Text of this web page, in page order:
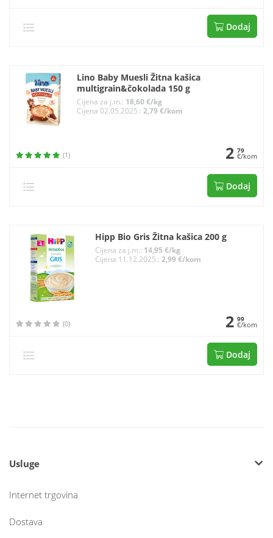
Dodaj
Lino Baby Muesli Žitna kašica
multigrain&čokolada 150 g
Cijena za j.m.: 18,60 €/kg
Cijena 02.05.2025.:2,79 €/kom
(1) 2 79
€/kom
Dodaj
Hipp Bio Gris Žitna kašica 200 g
Cijena za j.m.: 14,95 €/kg
Cijena 11.12.2025.: 2,99 €/kom
(0) 2 99
€/kom
Dodaj
Usluge
Internet trgovina
Dostava